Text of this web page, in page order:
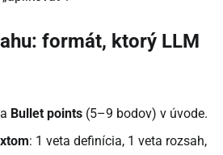
formát, ktorý LLM
Bullet points (5–9 bodov) v úvode.
: 1 veta definícia, 1 veta rozsah,